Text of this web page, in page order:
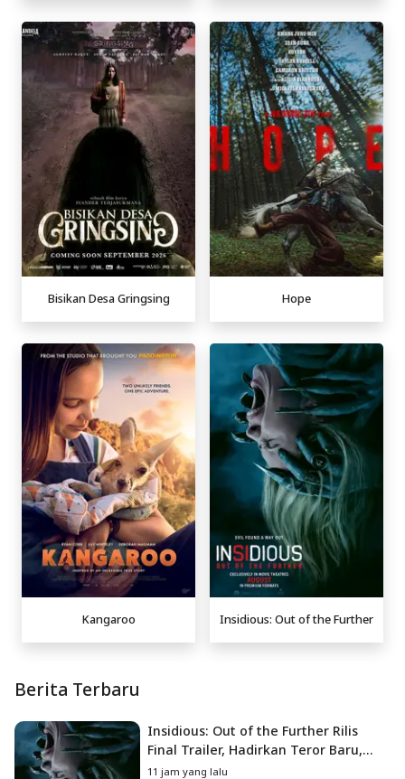
Bisikan Desa Gringsing Hope
Kangaroo Insidious: Out of the Further
Berita Terbaru
Insidious: Out of the Further Rilis
Final Trailer, Hadirkan Teror Baru,
Iblis Kini Masuk ke Dunia Manusia
11 jam yang lalu